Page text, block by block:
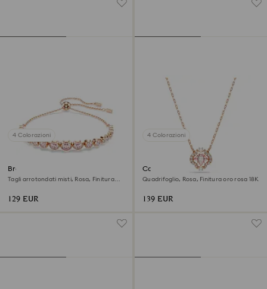
4 Colorazioni
Braccialetto Imber
Tagli arrotondati misti, Rosa, Finitura
129 EUR
4 Colorazioni
Collana Una
Quadrifoglio, Rosa, Finitura oro rosa 18K
139 EUR